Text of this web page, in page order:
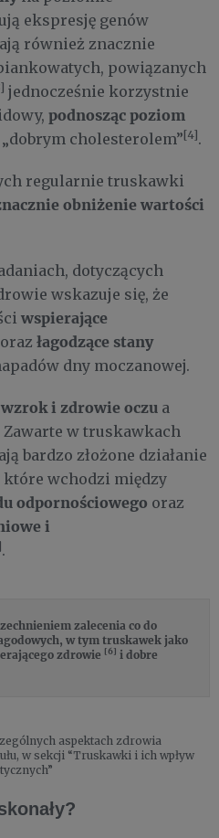
ekspresję genów
również znacznie
powiązanych
jednocześnie korzystnie
podnosząc poziom
cholesterolem”[4].
regularnie truskawki
obniżenie wartości
dotyczących
wskazuje się, że
wspierające
łagodzące stany
dny moczanowej.
wzrok i zdrowie oczu a
w truskawkach
bardzo złożone działanie
wchodzi między
odpornościowego oraz
i
.
zalecenia co do
w tym truskawek jako
zdrowie [6] i dobre
aspektach zdrowia
w sekcji “Truskawki i ich wpływ